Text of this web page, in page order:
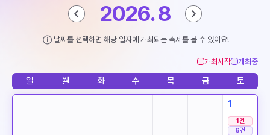
2026. 8
날짜를 선택하면 해당 일자에 개최되는 축제를 볼 수 있어요!
개최시작 개최중
일 월 화 수 목 금 토
1
1건
6건